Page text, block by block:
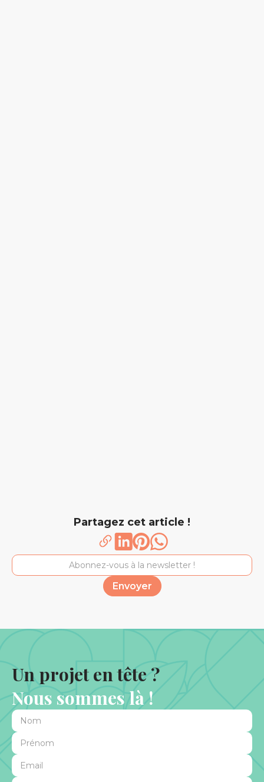
Partagez cet article !
Un projet en tête ?
Nous sommes là !